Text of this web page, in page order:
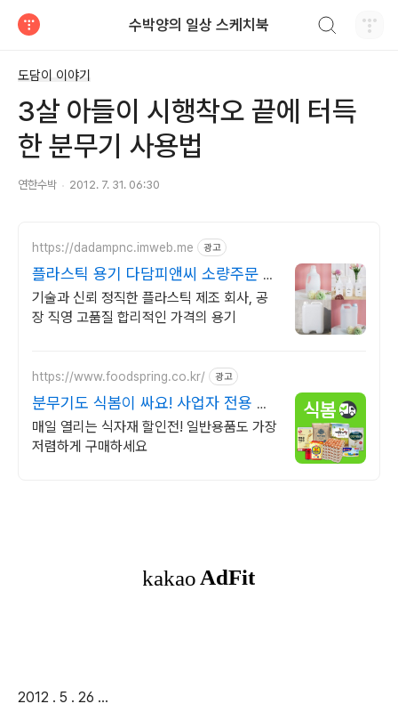
수박양의 일상 스케치북
도담이 이야기
3살 아들이 시행착오 끝에 터득
한 분무기 사용법
연한수박 2012. 7. 31. 06:30
https://dadampnc.imweb.me 광고
플라스틱 용기 다담피앤씨 소량주문 대
량생산 OK!
기술과 신뢰 정직한 플라스틱 제조 회사, 공
장 직영 고품질 합리적인 가격의 용기
https://www.foodspring.co.kr/ 광고
분무기도 식봄이 싸요! 사업자 전용 특
가
매일 열리는 식자재 할인전! 일반용품도 가장
저렴하게 구매하세요
2012 . 5 . 26 ...